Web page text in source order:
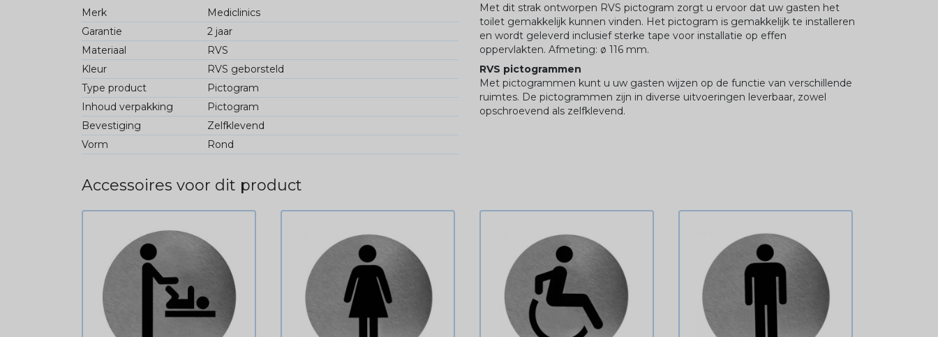
Merk
Mediclinics
Garantie
2 jaar
Materiaal
RVS
Kleur
RVS geborsteld
Type product
Pictogram
Inhoud verpakking
Pictogram
Bevestiging
Zelfklevend
Vorm
Rond
Met dit strak ontworpen RVS pictogram zorgt u ervoor dat uw gasten het
toilet gemakkelijk kunnen vinden. Het pictogram is gemakkelijk te installeren
en wordt geleverd inclusief sterke tape voor installatie op effen
oppervlakten. Afmeting: ø 116 mm.
RVS pictogrammen
Met pictogrammen kunt u uw gasten wijzen op de functie van verschillende
ruimtes. De pictogrammen zijn in diverse uitvoeringen leverbaar, zowel
opschroevend als zelfklevend.
Accessoires voor dit product